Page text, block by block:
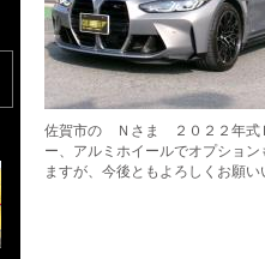
佐賀市の Ｎさま ２０２２年式
ー、アルミホイールでオプショ
ますが、今後ともよろしくお願い